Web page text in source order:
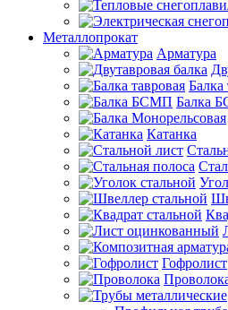
Металлопрокат
Арматура
Балка
Балка
Катанка
Гофролист